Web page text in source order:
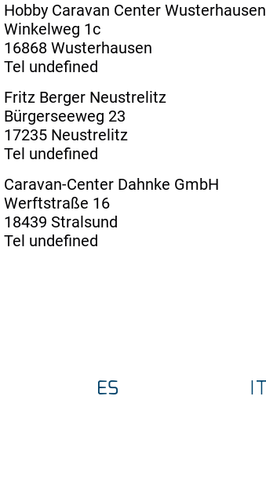
Hobby Caravan Center Wusterhausen
Winkelweg 1c
16868 Wusterhausen
Tel undefined
Fritz Berger Neustrelitz
Bürgerseeweg 23
17235 Neustrelitz
Tel undefined
Caravan-Center Dahnke GmbH
Werftstraße 16
18439 Stralsund
Tel undefined
Cornelis de Vriesweg 8
1746 CL Dirkshorn